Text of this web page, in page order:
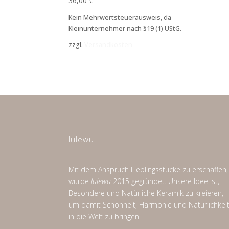
Kein Mehrwertsteuerausweis, da
Kleinunternehmer nach §19 (1) UStG.
zzgl.
lulewu
Mit dem Anspruch Lieblingsstücke zu erschaffen,
wurdelulewu 2015 gegründet. Unsere Idee ist,
Besondere und Natürliche Keramik zu kreieren,
um damit Schönheit, Harmonie und
in die Welt zu bringen.